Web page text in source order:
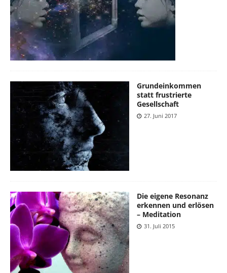
Grundeinkommen
statt frustrierte
Gesellschaft
27. Juni 2017
Die eigene Resonanz
erkennen und erlösen
– Meditation
31. Juli 2015